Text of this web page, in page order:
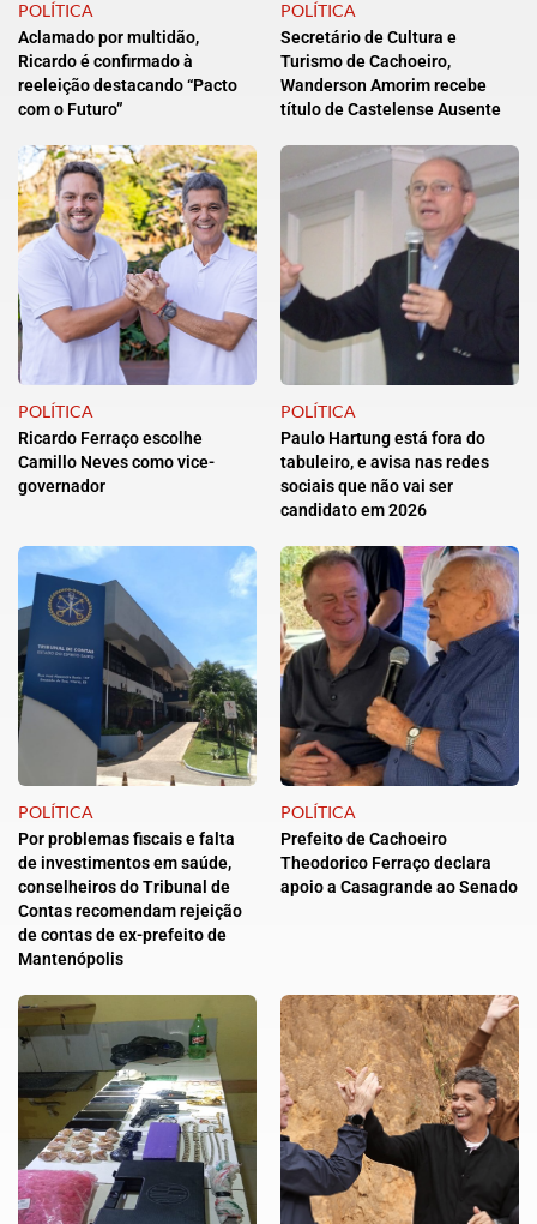
POLÍTICA
Aclamado por multidão,
Ricardo é confirmado à
reeleição destacando “Pacto
com o Futuro”
POLÍTICA
Secretário de Cultura e
Turismo de Cachoeiro,
Wanderson Amorim recebe
título de Castelense Ausente
POLÍTICA
Ricardo Ferraço escolhe
Camillo Neves como vice-
governador
POLÍTICA
Paulo Hartung está fora do
tabuleiro, e avisa nas redes
sociais que não vai ser
candidato em 2026
POLÍTICA
Por problemas fiscais e falta
de investimentos em saúde,
conselheiros do Tribunal de
Contas recomendam rejeição
de contas de ex-prefeito de
Mantenópolis
POLÍTICA
Prefeito de Cachoeiro
Theodorico Ferraço declara
apoio a Casagrande ao Senado